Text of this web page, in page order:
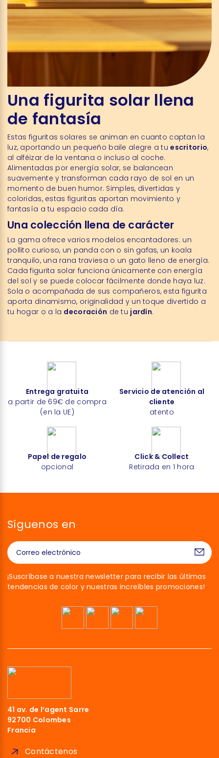
Una figurita solar llena
de fantasía
Estas figuritas solares se animan en cuanto captan la
luz, aportando un pequeño baile alegre a tuescritorio,
al alféizar de la ventana o incluso al coche.
Alimentadas por energía solar, se balancean
suavemente y transforman cada rayo de sol en un
momento de buen humor. Simples, divertidas y
coloridas, estas figuritas aportan movimiento y
fantasía a tu espacio cada día.
Una colección llena de carácter
La gama ofrece varios modelos encantadores: un
pollito curioso, un panda con o sin gafas, un koala
tranquilo, una rana traviesa o un gato lleno de energía.
Cada figurita solar funciona únicamente con energía
del sol y se puede colocar fácilmente donde haya luz.
Sola o acompañada de sus compañeros, esta figurita
aporta dinamismo, originalidad y un toque divertido a
tu hogar o a la decoración de tu jardín.
Entrega gratuita
a partir de 69€ de compra
(en la UE)
Servicio de atención al
cliente
atento
Papel de regalo
opcional
Click & Collect
Retirada en 1 hora
Síguenos en
¡Suscríbase a nuestra newsletter para recibir las últimas
tendencias de color y nuestras increíbles promociones!
41 av. de l’agent Sarre
92700 Colombes
Francia
Contáctenos